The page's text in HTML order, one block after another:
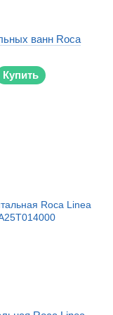
ванн Roca
Купить